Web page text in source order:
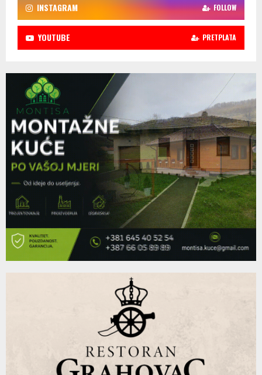
INSTAGRAM FOLLOW
YOUTUBE PRETPLATA